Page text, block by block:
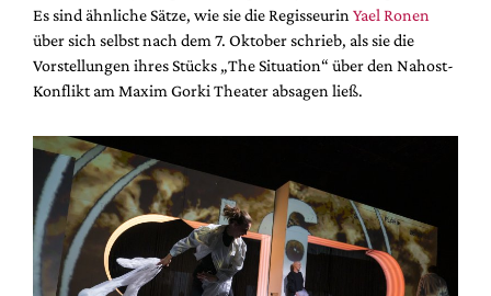
Es sind ähnliche Sätze, wie sie die Regisseurin Yael Ronen
über sich selbst nach dem 7. Oktober schrieb, als sie die
Vorstellungen ihres Stücks „The Situation“ über den Nahost-
Konflikt am Maxim Gorki Theater absagen ließ.